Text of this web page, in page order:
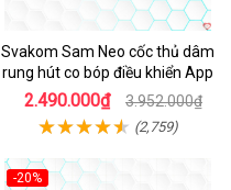
Svakom Sam Neo cốc thủ dâm
rung hút co bóp điều khiển App
2.490.000₫ 3.952.000₫
(2,759)
-20%